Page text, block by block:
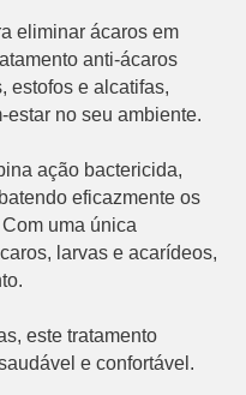
eliminar ácaros em
anti-ácaros
estofos e alcatifas,
no seu ambiente.
ação bactericida,
eficazmente os
uma única
larvas e acarídeos,
este tratamento
e confortável.